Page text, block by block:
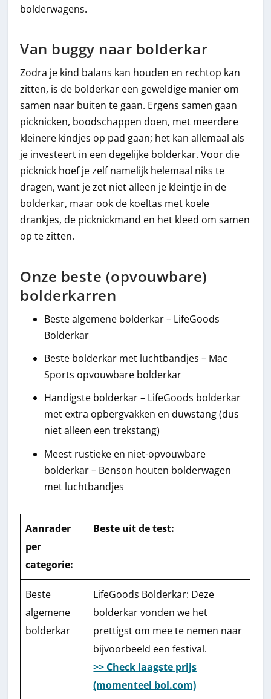
bolderwagens.
Van buggy naar bolderkar
Zodra je kind balans kan houden en rechtop kan
zitten, is de bolderkar een geweldige manier om
samen naar buiten te gaan. Ergens samen gaan
picknicken, boodschappen doen, met meerdere
kleinere kindjes op pad gaan; het kan allemaal als
je investeert in een degelijke bolderkar. Voor die
picknick hoef je zelf namelijk helemaal niks te
dragen, want je zet niet alleen je kleintje in de
bolderkar, maar ook de koeltas met koele
drankjes, de picknickmand en het kleed om samen
op te zitten.
Onze beste (opvouwbare)
bolderkarren
Beste algemene bolderkar – LifeGoods
Bolderkar
Beste bolderkar met luchtbandjes – Mac
Sports opvouwbare bolderkar
Handigste bolderkar – LifeGoods bolderkar
met extra opbergvakken en duwstang (dus
niet alleen een trekstang)
Meest rustieke en niet-opvouwbare
bolderkar – Benson houten bolderwagen
met luchtbandjes
Aanrader
per
categorie:
Beste uit de test:
Beste
algemene
bolderkar
LifeGoods Bolderkar: Deze
bolderkar vonden we het
prettigst om mee te nemen naar
bijvoorbeeld een festival.
>> Check laagste prijs
(momenteel bol.com)